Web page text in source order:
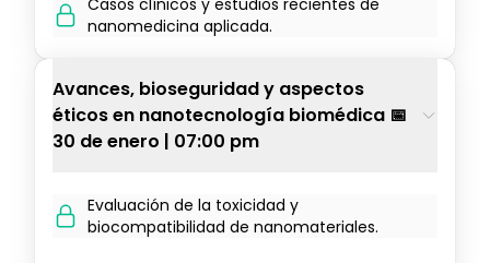
Casos clínicos y estudios recientes de
nanomedicina aplicada.
Avances, bioseguridad y aspectos
éticos en nanotecnología biomédica 📅
30 de enero | 07:00 pm
Evaluación de la toxicidad y
biocompatibilidad de nanomateriales.